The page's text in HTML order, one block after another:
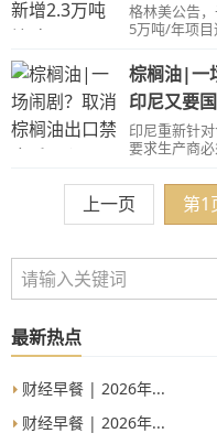
格林美公告
5万吨/年项
能。
棕榈油|一
印尼又要
印尼重新针
要求生产商
1000万吨，
上一页 第1
最新热点
财经早餐 | 2026年...
财经早餐 | 2026年...